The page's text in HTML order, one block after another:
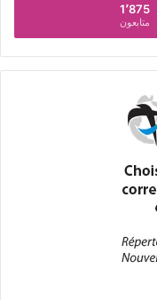
1٬875
متابعون